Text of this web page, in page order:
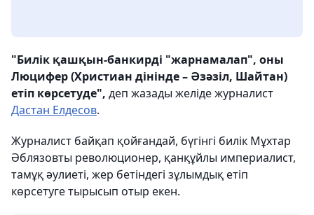
"Билік қашқын-банкирді "жарнамалап", оны
Люцифер (Христиан дінінде – Әзәзіл, Шайтан)
етіп көрсетуде", деп жазады желіде журналист
Дастан Елдесов.
Журналист байқап қойғандай, бүгінгі билік Мұхтар
Әблязовты революционер, қанқұйлы империалист,
тамұқ әулиеті, жер бетіндегі зұлымдық етіп
көрсетуге тырысып отыр екен.